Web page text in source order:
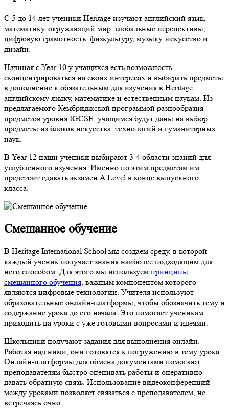
С 5 до 14 лет ученики Heritage изучают английский язык,
математику, окружающий мир, глобальные перспективы,
цифровую грамотность, физкультуру, музыку, искусство и
дизайн.
Начиная с Year 10 у учащихся есть возможность
сконцентрироваться на своих интересах и выбирать предметы
в дополнение к обязательным для изучения в Heritage:
английскому языку, математике и естественным наукам. Из
предлагаемого Кембриджской программой разнообразия
предметов уровня IGCSE, учащимся будут даны на выбор
предметы из блоков искусства, технологий и гуманитарных
наук.
В Year 12 наши ученики выбирают 3-4 области знаний для
углубленного изучения. Именно по этим предметам им
предстоит сдавать экзамен A Level в конце выпускного
класса.
Смешанное обучение
В Heritage International School мы создаем среду, в которой
каждый ученик получает знания наиболее подходящим для
него способом. Для этого мы используем принципы
смешанного обучения , важным компонентом которого
являются цифровые технологии. Учителя используют
образовательные онлайн-платформы, чтобы обозначить тему и
содержание урока до его начала. Это помогает ученикам
приходить на уроки с уже готовыми вопросами и идеями.
Школьники получают задания для выполнения онлайн.
Работая над ними, они готовятся к погружению в тему урока.
Онлайн-платформы для обмена документами помогают
преподавателям быстро оценивать работы и оперативно
давать обратную связь. Использование видеоконференций
между уроками позволяет связаться с преподавателем, не
встречаясь очно.